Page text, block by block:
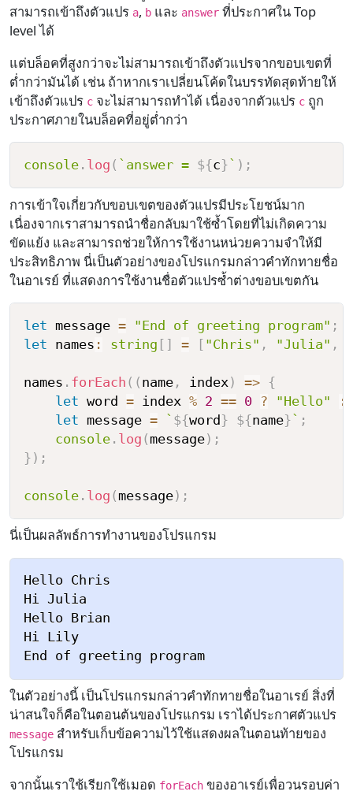
สามารถเข้าถึงตัวแปร a, b และ answer ที่ประกาศใน Top
level ได้
แต่บล็อคที่สูงกว่าจะไม่สามารถเข้าถึงตัวแปรจากขอบเขตที่
ต่ำกว่ามันได้ เช่น ถ้าหากเราเปลี่ยนโค้ดในบรรทัดสุดท้ายให้
เข้าถึงตัวแปร c จะไม่สามารถทำได้ เนื่องจากตัวแปร c ถูก
ประกาศภายในบล็อคที่อยู่ต่ำกว่า
console. log ( ` answer = ${c} ` ) ;
การเข้าใจเกี่ยวกับขอบเขตของตัวแปรมีประโยชน์มาก
เนื่องจากเราสามารถนำชื่อกลับมาใช้ซ้ำโดยที่ไม่เกิดความ
ขัดแย้ง และสามารถช่วยให้การใช้งานหน่วยความจำให้มี
ประสิทธิภาพ นี่เป็นตัวอย่างของโปรแกรมกล่าวคำทักทายชื่อ
ในอาเรย์ ที่แสดงการใช้งานชื่อตัวแปรซ้ำต่างขอบเขตกัน
let message = "End of greeting program" ;
let names : string [ ] = [ "Chris" , "Julia" ,
names . forEach ( ( name, index ) =>
{
let word = index % 2 == 0 ? "Hello"
:
let message = ` ${word } ${name} ` ;
console. log ( message) ;
} ) ;
console. log ( message) ;
นี่เป็นผลลัพธ์การทำงานของโปรแกรม
Hello Chris
Hi Julia
Hello Brian
Hi Lily
End of greeting program
ในตัวอย่างนี้ เป็นโปรแกรมกล่าวคำทักทายชื่อในอาเรย์ สิ่งที่
น่าสนใจก็คือในตอนต้นของโปรแกรม เราได้ประกาศตัวแปร
message สำหรับเก็บข้อความไว้ใช้แสดงผลในตอนท้ายของ
โปรแกรม
จากนั้นเราใช้เรียกใช้เมอด forEach ของอาเรย์เพื่อวนรอบค่า